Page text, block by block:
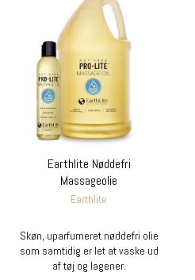
Earthlite Nøddefri
Massageolie
Earthlite
Skøn, uparfumeret nøddefri olie
som samtidig er let at vaske ud
af tøj og lagener.